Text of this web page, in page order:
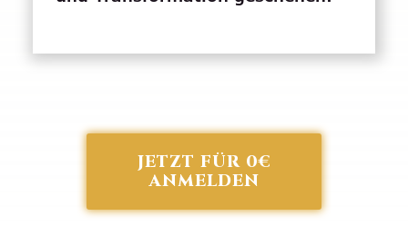
JETZT FÜR 0€
ANMELDEN